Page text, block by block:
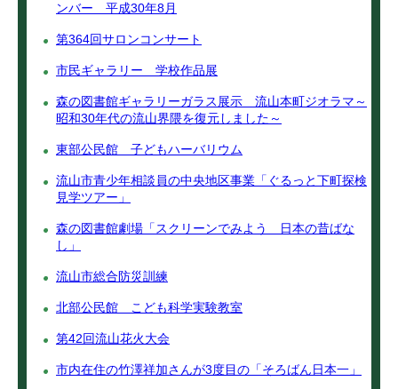
ンバー 平成30年8月
第364回サロンコンサート
市民ギャラリー 学校作品展
森の図書館ギャラリーガラス展示 流山本町ジオラマ～
昭和30年代の流山界隈を復元しました～
東部公民館 子どもハーバリウム
流山市青少年相談員の中央地区事業「ぐるっと下町探検
見学ツアー」
森の図書館劇場「スクリーンでみよう 日本の昔ばな
し」
流山市総合防災訓練
北部公民館 こども科学実験教室
第42回流山花火大会
市内在住の竹澤祥加さんが3度目の「そろばん日本一」